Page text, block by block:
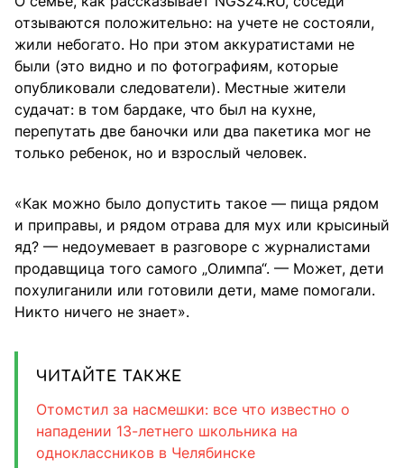
отзываются положительно: на учете не состояли,
жили небогато. Но при этом аккуратистами не
были (это видно и по фотографиям, которые
опубликовали следователи). Местные жители
судачат: в том бардаке, что был на кухне,
перепутать две баночки или два пакетика мог не
только ребенок, но и взрослый человек.
«Как можно было допустить такое — пища рядом
и приправы, и рядом отрава для мух или крысиный
яд? — недоумевает в разговоре с журналистами
продавщица того самого „Олимпа“. — Может, дети
похулиганили или готовили дети, маме помогали.
Никто ничего не знает».
ЧИТАЙТЕ ТАКЖЕ
Отомстил за насмешки: все что известно о
нападении 13-летнего школьника на
одноклассников в Челябинске